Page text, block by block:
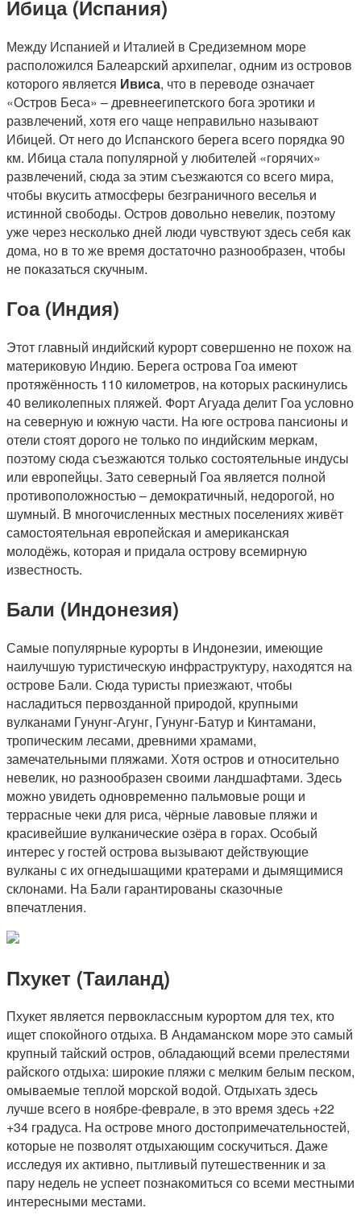
Ибица (Испания)
Между Испанией и Италией в Средиземном море
расположился Балеарский архипелаг, одним из островов
которого является Ивиса, что в переводе означает
«Остров Беса» – древнеегипетского бога эротики и
развлечений, хотя его чаще неправильно называют
Ибицей. От него до Испанского берега всего порядка 90
км. Ибица стала популярной у любителей «горячих»
развлечений, сюда за этим съезжаются со всего мира,
чтобы вкусить атмосферы безграничного веселья и
истинной свободы. Остров довольно невелик, поэтому
уже через несколько дней люди чувствуют здесь себя как
дома, но в то же время достаточно разнообразен, чтобы
не показаться скучным.
Гоа (Индия)
Этот главный индийский курорт совершенно не похож на
материковую Индию. Берега острова Гоа имеют
протяжённость 110 километров, на которых раскинулись
40 великолепных пляжей. Форт Агуада делит Гоа условно
на северную и южную части. На юге острова пансионы и
отели стоят дорого не только по индийским меркам,
поэтому сюда съезжаются только состоятельные индусы
или европейцы. Зато северный Гоа является полной
противоположностью – демократичный, недорогой, но
шумный. В многочисленных местных поселениях живёт
самостоятельная европейская и американская
молодёжь, которая и придала острову всемирную
известность.
Бали (Индонезия)
Самые популярные курорты в Индонезии, имеющие
наилучшую туристическую инфраструктуру, находятся на
острове Бали. Сюда туристы приезжают, чтобы
насладиться первозданной природой, крупными
вулканами Гунунг-Агунг, Гунунг-Батур и Кинтамани,
тропическим лесами, древними храмами,
замечательными пляжами. Хотя остров и относительно
невелик, но разнообразен своими ландшафтами. Здесь
можно увидеть одновременно пальмовые рощи и
террасные чеки для риса, чёрные лавовые пляжи и
красивейшие вулканические озёра в горах. Особый
интерес у гостей острова вызывают действующие
вулканы с их огнедышащими кратерами и дымящимися
склонами. На Бали гарантированы сказочные
впечатления.
Пхукет (Таиланд)
Пхукет является первоклассным курортом для тех, кто
ищет спокойного отдыха. В Андаманском море это самый
крупный тайский остров, обладающий всеми прелестями
райского отдыха: широкие пляжи с мелким белым песком,
омываемые теплой морской водой. Отдыхать здесь
лучше всего в ноябре-феврале, в это время здесь +22
+34 градуса. На острове много достопримечательностей,
которые не позволят отдыхающим соскучиться. Даже
исследуя их активно, пытливый путешественник и за
пару недель не успеет познакомиться со всеми местными
интересными местами.